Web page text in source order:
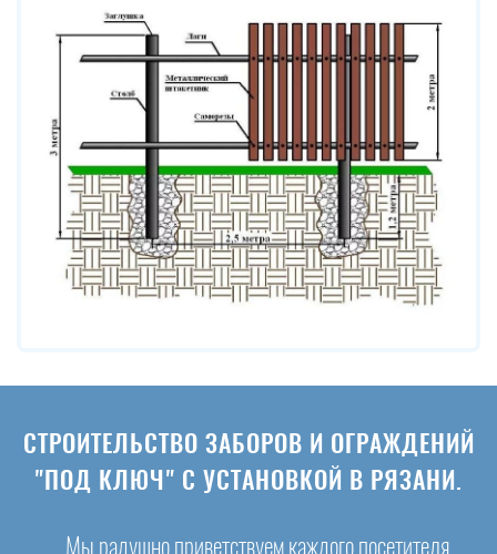
СТРОИТЕЛЬСТВО ЗАБОРОВ И ОГРАЖДЕНИЙ
"ПОД КЛЮЧ" С УСТАНОВКОЙ В РЯЗАНИ.
Мы радушно приветствуем каждого посетителя